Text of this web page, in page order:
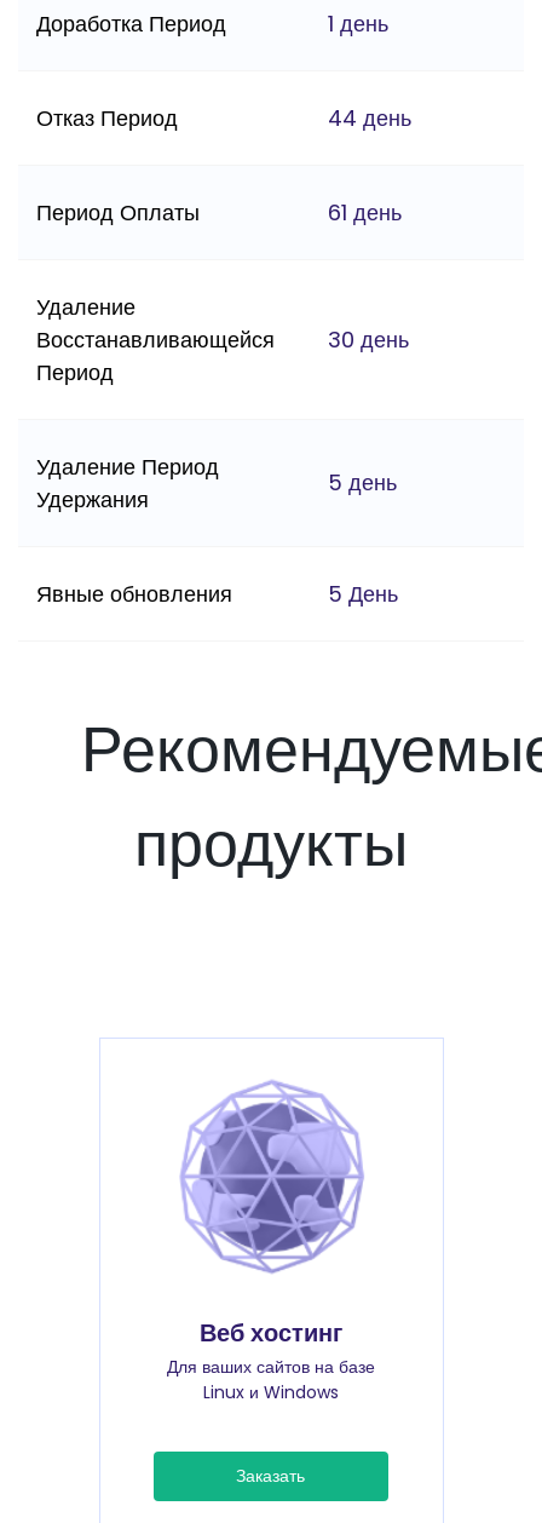
Доработка Период 1 день
Отказ Период 44 день
Период Оплаты 61 день
Удаление
Восстанавливающейся
Период
30 день
Удаление Период
Удержания
5 день
Явные обновления 5 День
продукты
Веб хостинг
Для ваших сайтов на базе
Linux и Windows
Заказать